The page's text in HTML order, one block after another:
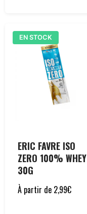
EN STOCK
ERIC FAVRE ISO
ZERO 100% WHEY
30G
À partir de 2,99€